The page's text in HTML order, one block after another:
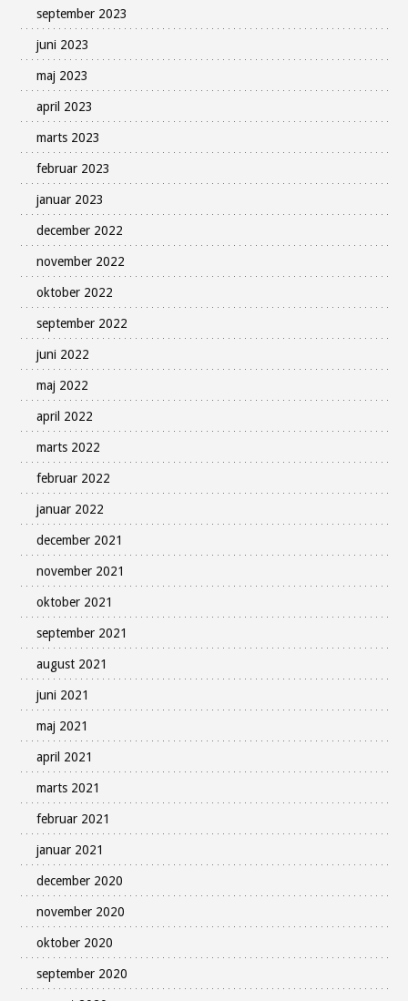
september 2023
juni 2023
maj 2023
april 2023
marts 2023
februar 2023
januar 2023
december 2022
november 2022
oktober 2022
september 2022
juni 2022
maj 2022
april 2022
marts 2022
februar 2022
januar 2022
december 2021
november 2021
oktober 2021
september 2021
august 2021
juni 2021
maj 2021
april 2021
marts 2021
februar 2021
januar 2021
december 2020
november 2020
oktober 2020
september 2020